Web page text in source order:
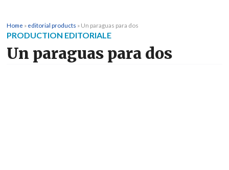
Home » editorial products » Un paraguas para dos
PRODUCTION EDITORIALE
Un paraguas para dos